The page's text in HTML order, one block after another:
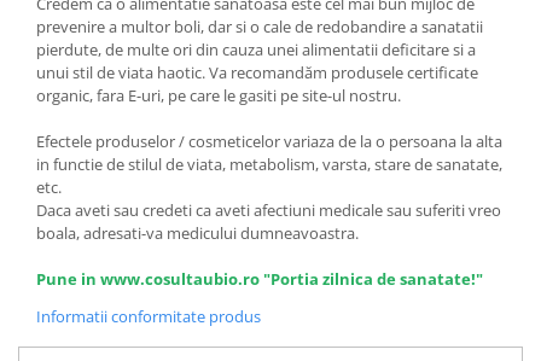
prevenire a multor boli, dar si o cale de redobandire a sanatatii
pierdute, de multe ori din cauza unei alimentatii deficitare si a
unui stil de viata haotic. Va recomandăm produsele certificate
organic, fara E-uri, pe care le gasiti pe site-ul nostru.
Efectele produselor / cosmeticelor variaza de la o persoana la alta
in functie de stilul de viata, metabolism, varsta, stare de sanatate,
etc.
Daca aveti sau credeti ca aveti afectiuni medicale sau suferiti vreo
boala, adresati-va medicului dumneavoastra.
Pune in www.cosultaubio.ro "Portia zilnica de sanatate!"
Informatii conformitate produs